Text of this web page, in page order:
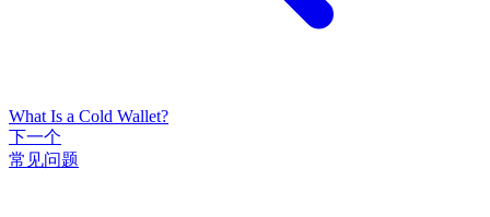
What Is a Cold Wallet?
下一个
常见问题